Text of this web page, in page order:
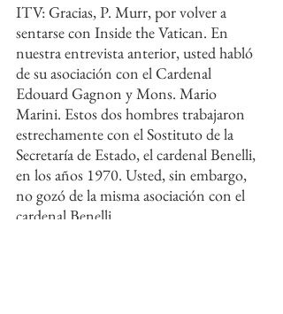
ITV: Gracias, P. Murr, por volver a
sentarse con Inside the Vatican. En
nuestra entrevista anterior, usted habló
de su asociación con el Cardenal
Edouard Gagnon y Mons. Mario
Marini. Estos dos hombres trabajaron
estrechamente con el Sostituto de la
Secretaría de Estado, el cardenal Benelli,
en los años 1970. Usted, sin embargo,
no gozó de la misma asociación con el
cardenal Benelli...